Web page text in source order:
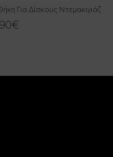
Για Δίσκους Ντεμακιγιάζ